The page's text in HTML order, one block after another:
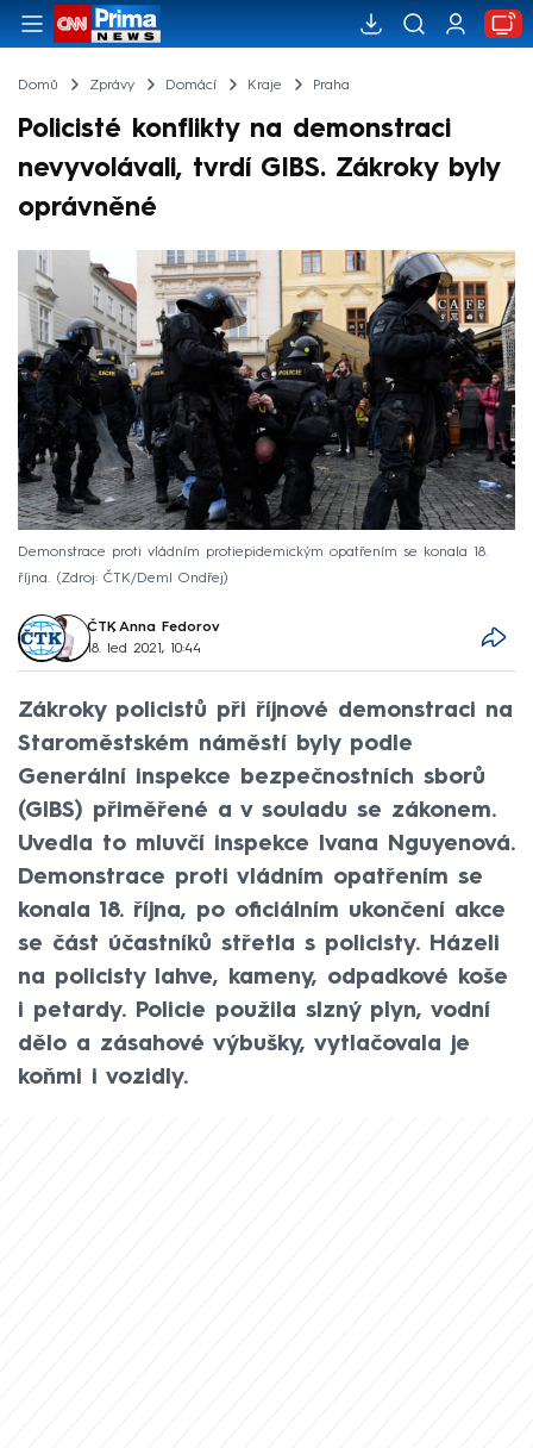
Domů Zprávy Domácí Kraje Praha
Policisté konflikty na demonstraci
nevyvolávali, tvrdí GIBS. Zákroky byly
oprávněné
Demonstrace proti vládním protiepidemickým opatřením se konala 18.
října.
Zdroj: ČTK/Deml Ondřej
ČTK, Anna Fedorov
18. led 2021, 10:44
Zákroky policistů při říjnové demonstraci na
Staroměstském náměstí byly podle
Generální inspekce bezpečnostních sborů
(GIBS) přiměřené a v souladu se zákonem.
Uvedla to mluvčí inspekce Ivana Nguyenová.
Demonstrace proti vládním opatřením se
konala 18. října, po oficiálním ukončení akce
se část účastníků střetla s policisty. Házeli
na policisty lahve, kameny, odpadkové koše
i petardy. Policie použila slzný plyn, vodní
dělo a zásahové výbušky, vytlačovala je
koňmi i vozidly.